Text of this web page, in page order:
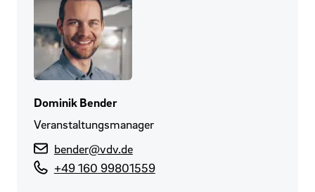
Dominik Bender
Veranstaltungsmanager
bender@vdv.de
+49 160 99801559